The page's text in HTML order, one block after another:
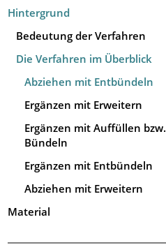
Hintergrund
Bedeutung der Verfahren
Die Verfahren im Überblick
Abziehen mit Entbündeln
Ergänzen mit Erweitern
Ergänzen mit Auffüllen bzw.
Bündeln
Ergänzen mit Entbündeln
Abziehen mit Erweitern
Material